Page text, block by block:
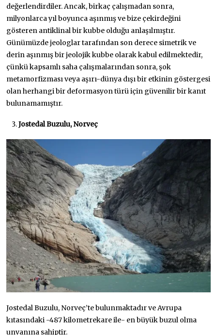
değerlendirdiler. Ancak, birkaç çalışmadan sonra,
milyonlarca yıl boyunca aşınmış ve bize çekirdeğini
gösteren antiklinal bir kubbe olduğu anlaşılmıştır.
Günümüzde jeologlar tarafından son derece simetrik ve
derin aşınmış bir jeolojik kubbe olarak kabul edilmektedir,
çünkü kapsamlı saha çalışmalarından sonra, şok
metamorfizması veya aşırı-dünya dışı bir etkinin göstergesi
olan herhangi bir deformasyon türü için güvenilir bir kanıt
bulunamamıştır.
Jostedal Buzulu, Norveç
Jostedal Buzulu, Norveç’te bulunmaktadır ve Avrupa
kıtasındaki -487 kilometrekare ile- en büyük buzul olma
unvanına sahiptir.